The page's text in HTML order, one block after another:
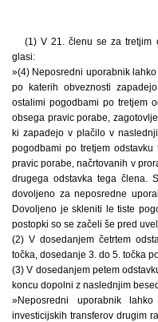
(1) V 21. členu se za tretjim
glasi:
»(4) Neposredni uporabnik
po katerih obveznosti
ostalimi pogodbami po tretjem
obsega pravic porabe,
ki zapadejo v plačilo v
pogodbami po tretjem
pravic porabe, načrtovanih v
drugega odstavka tega člena.
dovoljeno za neposredne
Dovoljeno je skleniti le tiste
postopki so se začeli še pred
(2) V dosedanjem četrtem
točka, dosedanje 3. do 5. točka
(3) V dosedanjem petem
koncu dopolni z naslednjim
»Neposredni uporabnik
investicijskih transferov drugim